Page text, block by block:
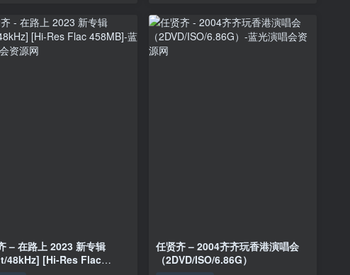
– 在路上 2023 新专辑
48kHz] [Hi-Res Flac
任贤齐 – 2004齐齐玩香港演唱会
（2DVD/ISO/6.86G）